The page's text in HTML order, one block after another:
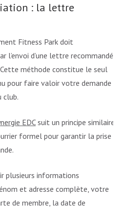
: la lettre
Fitness Park doit
d’une lettre recommandée
méthode constitue le seul
pour faire valoir votre demande
club.
EDC suit un principe similaire,
formel pour garantir la prise
plusieurs informations
et adresse complète, votre
de membre, la date de